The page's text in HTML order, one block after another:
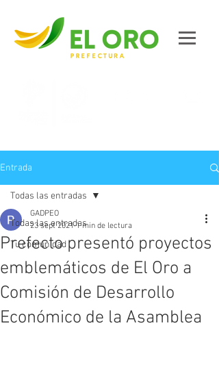
Entrada
Todas las entradas
Tu comunidad
Todas las entradas
Prefecto presentó proyectos
emblemáticos de El Oro a
Comisión de Desarrollo
Económico de la Asamblea
GADPEO
23 sept 2021 1 min de lectura